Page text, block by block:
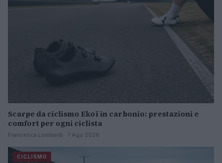
Scarpe da ciclismo Ekoï in carbonio: prestazioni e
comfort per ogni ciclista
Francesca Lombardi · 7 Ago 2026
CICLISMO